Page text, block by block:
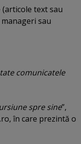
text sau
sau
comunicatele
spre sine”,
în care prezintă o